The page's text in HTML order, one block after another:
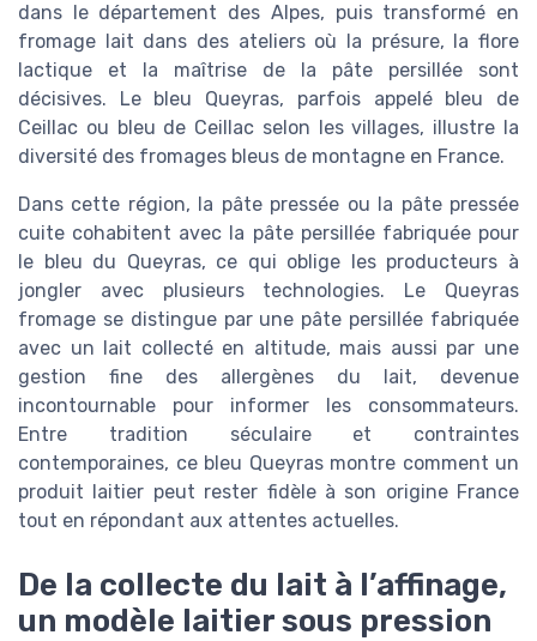
dans le département des Alpes, puis transformé en
fromage lait dans des ateliers où la présure, la flore
lactique et la maîtrise de la pâte persillée sont
décisives. Le bleu Queyras, parfois appelé bleu de
Ceillac ou bleu de Ceillac selon les villages, illustre la
diversité des fromages bleus de montagne en France.
Dans cette région, la pâte pressée ou la pâte pressée
cuite cohabitent avec la pâte persillée fabriquée pour
le bleu du Queyras, ce qui oblige les producteurs à
jongler avec plusieurs technologies. Le Queyras
fromage se distingue par une pâte persillée fabriquée
avec un lait collecté en altitude, mais aussi par une
gestion fine des allergènes du lait, devenue
incontournable pour informer les consommateurs.
Entre tradition séculaire et contraintes
contemporaines, ce bleu Queyras montre comment un
produit laitier peut rester fidèle à son origine France
tout en répondant aux attentes actuelles.
De la collecte du lait à l’affinage,
un modèle laitier sous pression